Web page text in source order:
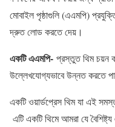
মোবাইল পৃষ্ঠাগুলি (এএমপি)
দ্রুত লোড করতে দেয়।
একটি এএমপি- প্রস্তুত থিম চয়ন
উল্লেখযোগ্যভাবে উন্নত করতে
একটি ওয়ার্ডপ্রেস থিম যা এই
এটি একটি থিমে আমরা যে